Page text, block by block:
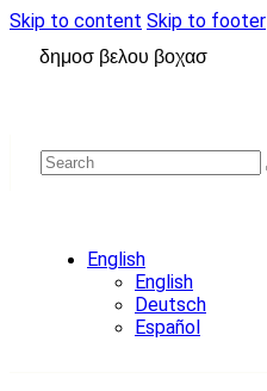
Skip to content Skip to footer
δημοσ βελου βοχασ
English
English
Deutsch
Español